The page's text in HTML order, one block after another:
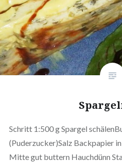
Schritt 1:500 g Spargel
(Puderzucker)Salz Backpapier
Mitte gut buttern Hauchdünn